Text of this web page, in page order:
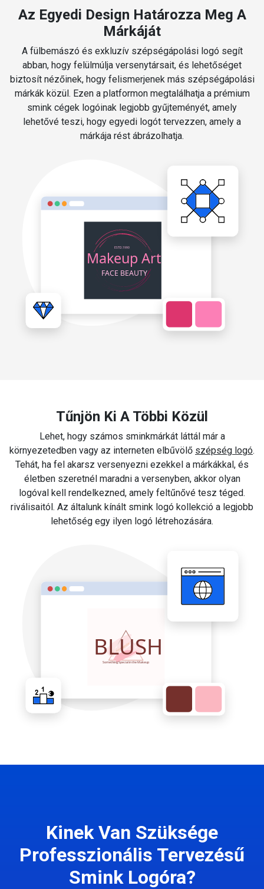
Az Egyedi Design Határozza Meg A
Márkáját
A fülbemászó és exkluzív szépségápolási logó segít
abban, hogy felülmúlja versenytársait, és lehetőséget
biztosít nézőinek, hogy felismerjenek más szépségápolási
márkák közül. Ezen a platformon megtalálhatja a prémium
smink cégek logóinak legjobb gyűjteményét, amely
lehetővé teszi, hogy egyedi logót tervezzen, amely a
márkája rést ábrázolhatja.
Tűnjön Ki A Többi Közül
Lehet, hogy számos sminkmárkát láttál már a
környezetedben vagy az interneten elbűvölő szépség logó.
Tehát, ha fel akarsz versenyezni ezekkel a márkákkal, és
életben szeretnél maradni a versenyben, akkor olyan
logóval kell rendelkezned, amely feltűnővé tesz téged.
riválisaitól. Az általunk kínált smink logó kollekció a legjobb
lehetőség egy ilyen logó létrehozására.
Kinek Van Szüksége
Professzionális Tervezésű
Smink Logóra?